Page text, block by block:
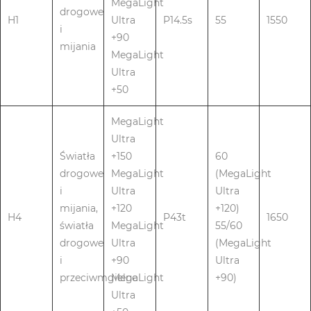
H1
drogowe
i
mijania
MegaLight
Ultra
+90
MegaLight
Ultra
+50
P14.5s 55 1550
H4
Światła
drogowe
i
mijania,
światła
drogowe
i
przeciwmgielne
MegaLight
Ultra
+150
MegaLight
Ultra
+120
MegaLight
Ultra
+90
MegaLight
Ultra
P43t
60
(MegaLight
Ultra
+120)
55/60
(MegaLight
Ultra
+90)
1650